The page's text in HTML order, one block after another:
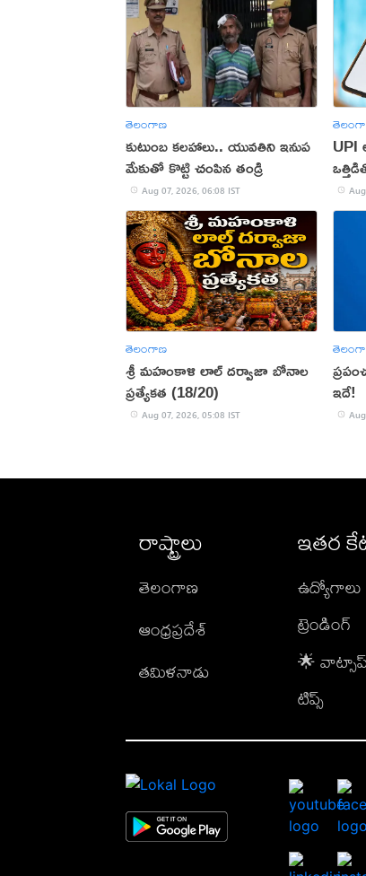
తెలంగాణ
కుటుంబ కలహాలు.. యువతిని ఇనుప
మేకుతో కొట్టి చంపిన తండ్రి
Aug 07, 2026, 06:08 IST
తెలంగాణ
శ్రీ మహంకాళి లాల్ దర్వాజా బోనాల
ప్రత్యేకత (18/20)
Aug 07, 2026, 05:08 IST
ఇదే!
రాష్ట్రాలు
తెలంగాణ
ఆంధ్రప్రదేశ్
తమిళనాడు
ఇతర
ఉద్యోగాలు
ట్రెండింగ్
🌟
టిప్స్